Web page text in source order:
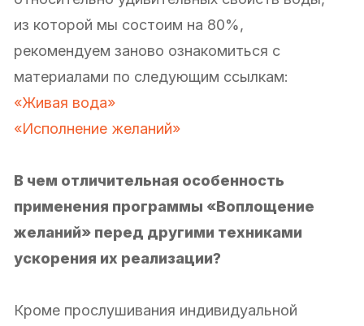
из которой мы состоим на 80%,
рекомендуем заново ознакомиться с
материалами по следующим ссылкам:
«Живая вода»
«Исполнение желаний»
В чем отличительная особенность
применения программы «Воплощение
желаний» перед другими техниками
ускорения их реализации?
Кроме прослушивания индивидуальной